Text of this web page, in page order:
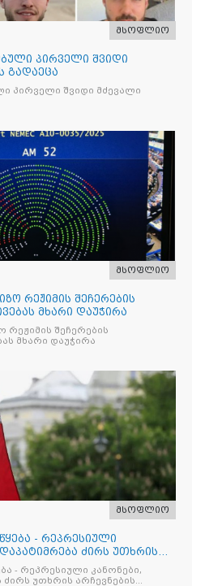
მსოფლიო
პირველი შვიდი
გადაეცა
პირველი შვიდი მძევალი
მსოფლიო
რეჟიმის შეჩერების
მხარი დაუჭირა
რეჟიმის შეჩერების
მხარი დაუჭირა
მსოფლიო
- რეპრესიული
ძირს უთხრის
- რეპრესიული კანონები,
უთხრის არჩევნების